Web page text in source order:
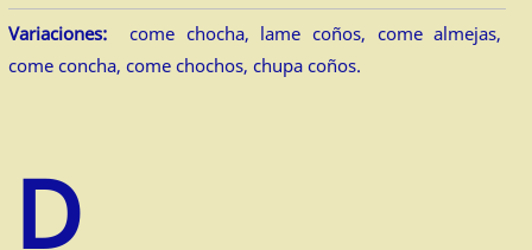
Variaciones:
come chocha, lame coños, come almejas,
come concha, come chochos, chupa coños.